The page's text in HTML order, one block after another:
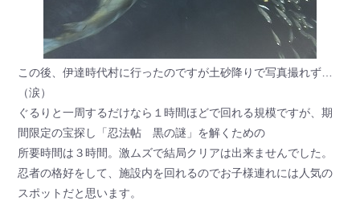
この後、伊達時代村に行ったのですが土砂降りで写真撮れず…
（涙）
ぐるりと一周するだけなら１時間ほどで回れる規模ですが、期
間限定の宝探し「忍法帖 黒の謎」を解くための
所要時間は３時間。激ムズで結局クリアは出来ませんでした。
忍者の格好をして、施設内を回れるのでお子様連れには人気の
スポットだと思います。